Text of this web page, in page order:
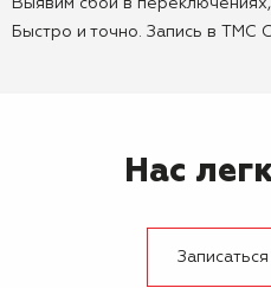
Выявим сбои в
Быстро и точно. Запись в TMC
Нас